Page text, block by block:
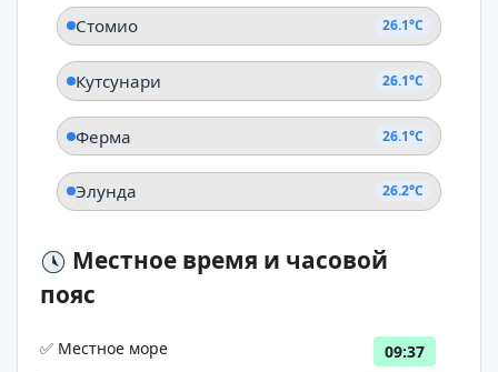
Стомио 26.1°C
Кутсунари 26.1°C
Ферма 26.1°C
Элунда 26.2°C
Местное время и часовой
пояс
✅ Местное море
09:37